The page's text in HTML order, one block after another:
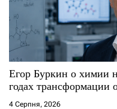
Егор Буркин о химии
годах трансформации
4 Серпня, 2026